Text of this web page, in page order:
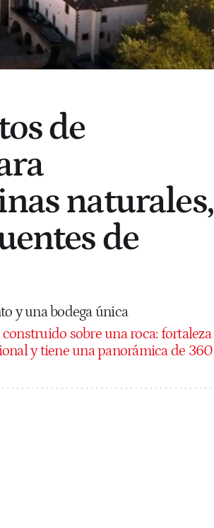
de
naturales,
de
y una bodega única
sobre una roca: fortaleza
y tiene una panorámica de 360